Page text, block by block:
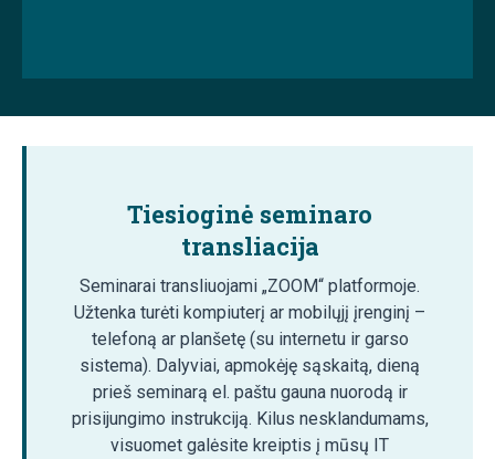
Tiesioginė seminaro
transliacija
Seminarai transliuojami „ZOOM“ platformoje.
Užtenka turėti kompiuterį ar mobilųjį įrenginį –
telefoną ar planšetę (su internetu ir garso
sistema). Dalyviai, apmokėję sąskaitą, dieną
prieš seminarą el. paštu gauna nuorodą ir
prisijungimo instrukciją. Kilus nesklandumams,
visuomet galėsite kreiptis į mūsų IT